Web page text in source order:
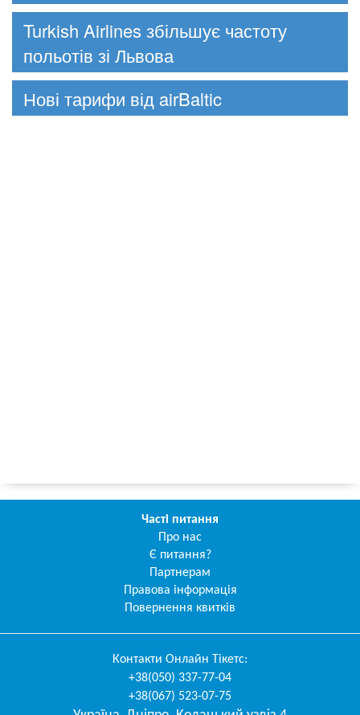
Turkish Airlines збільшує частоту
польотів зі Львова
Нові тарифи від airBaltic
Часті питання
Про нас
Є питання?
Партнерам
Правова інформація
Повернення квитків
Контакти Онлайн Тікетс:
+38(050) 337-77-04
+38(067) 523-07-75